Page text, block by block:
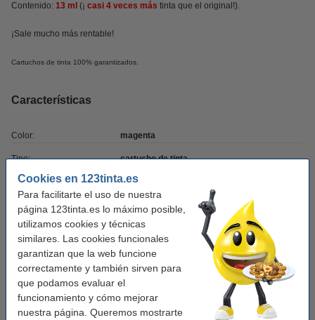
Cookies en 123tinta.es
Para facilitarte el uso de nuestra
página 123tinta.es lo máximo posible,
utilizamos cookies y técnicas
similares. Las cookies funcionales
garantizan que la web funcione
correctamente y también sirven para
que podamos evaluar el
funcionamiento y cómo mejorar
nuestra página. Queremos mostrarte
Contenido: 13 ml (¡ casi 4 veces más tinta que el original!).
¡Sale mucho más rentable!
Cartuchos de tinta 100% garantizados.
Características
Color: magenta
Tipo: cartucho de tinta
Volumen: 13 ml
Marca: 123tinta
Núm. de item: 652045
Consejo: llévate el pack completo
Pack Epson: serie 503 negro + 3 colores
(marca 123tinta)
87,50 €